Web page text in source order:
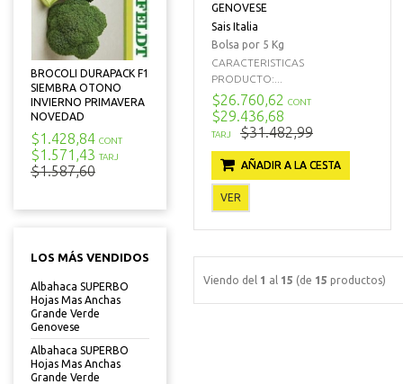
BROCOLI DURAPACK F1
SIEMBRA OTONO
INVIERNO PRIMAVERA
NOVEDAD
$1.428,84 CONT
$1.571,43 TARJ
$1.587,60
LOS MÁS VENDIDOS
Albahaca SUPERBO
Hojas Mas Anchas
Grande Verde
Genovese
Albahaca SUPERBO
Hojas Mas Anchas
Grande Verde
GENOVESE
Sais Italia
Bolsa por 5 Kg
CARACTERISTICAS
PRODUCTO:...
$26.760,62 CONT
$29.436,68
TARJ $31.482,99
AÑADIR A LA CESTA
VER
Viendo del 1 al 15 (de 15 productos)